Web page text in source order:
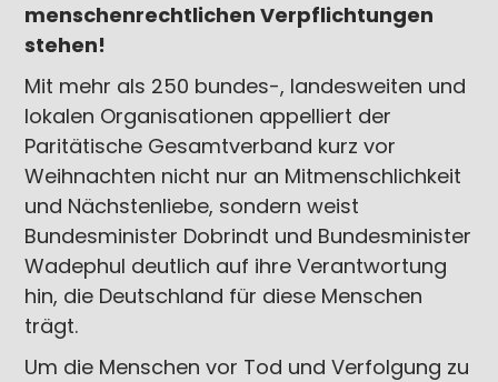
menschenrechtlichen Verpflichtungen
stehen!
Mit mehr als 250 bundes-, landesweiten und
lokalen Organisationen appelliert der
Paritätische Gesamtverband kurz vor
Weihnachten nicht nur an Mitmenschlichkeit
und Nächstenliebe, sondern weist
Bundesminister Dobrindt und Bundesminister
Wadephul deutlich auf ihre Verantwortung
hin, die Deutschland für diese Menschen
trägt.
Um die Menschen vor Tod und Verfolgung zu